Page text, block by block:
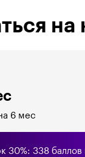
на
6 мес
30%: 338 баллов